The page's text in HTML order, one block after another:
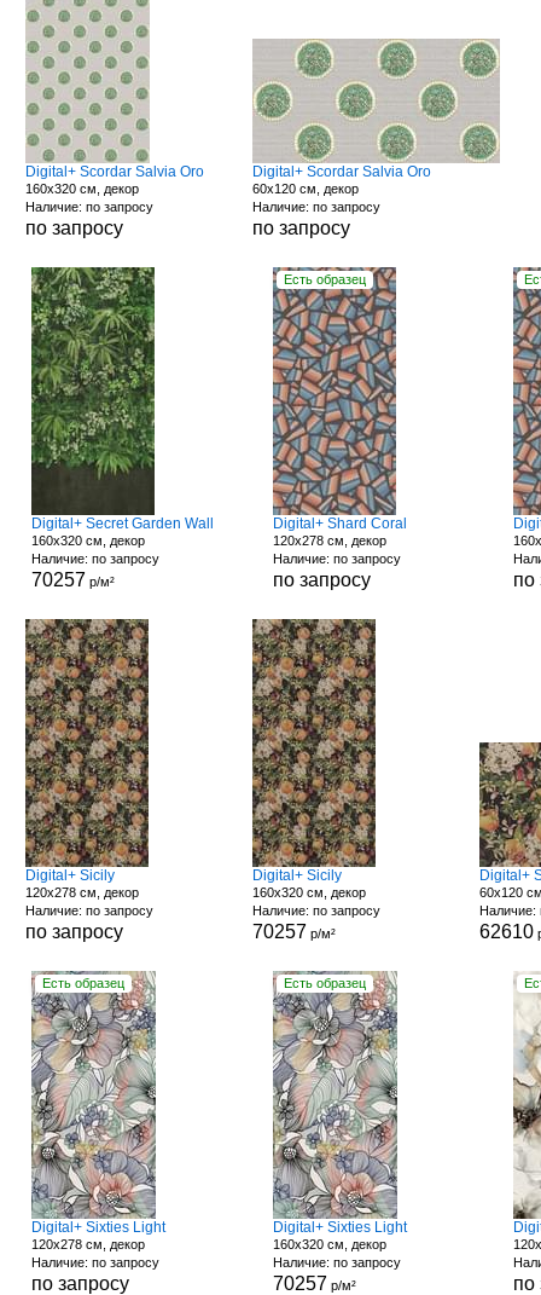
Digital+ Scordar Salvia Oro
160x320 см, декор
Наличие: по запросу
по запросу
Digital+ Scordar Salvia Oro
60x120 см, декор
Наличие: по запросу
по запросу
Digital+ Secret Garden Wall
160x320 см, декор
Наличие: по запросу
70257 р/м²
Есть образец
Digital+ Shard Coral
120x278 см, декор
Наличие: по запросу
по запросу по
Digital+ Sicily
120x278 см, декор
Наличие: по запросу
по запросу
Digital+ Sicily
160x320 см, декор
Наличие: по запросу
70257 р/м²
Digital+
60x120
Наличие:
62610
Есть образец
Digital+ Sixties Light
120x278 см, декор
Наличие: по запросу
по запросу
Есть образец
Digital+ Sixties Light
160x320 см, декор
Наличие: по запросу
70257 р/м² по